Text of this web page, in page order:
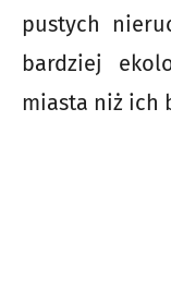
pustych
bardziej
miasta niż ich